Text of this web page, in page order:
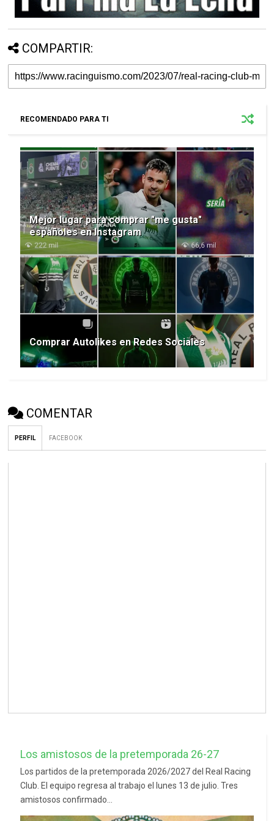
COMPARTIR:
RECOMENDADO PARA TI
Mejor lugar para comprar "me gusta"
españoles en Instagram
Comprar Autolikes en Redes Sociales
COMENTAR
PERFIL FACEBOOK
Los amistosos de la pretemporada 26-27
Los partidos de la pretemporada 2026/2027 del Real Racing
Club. El equipo regresa al trabajo el lunes 13 de julio. Tres
amistosos confirmado...